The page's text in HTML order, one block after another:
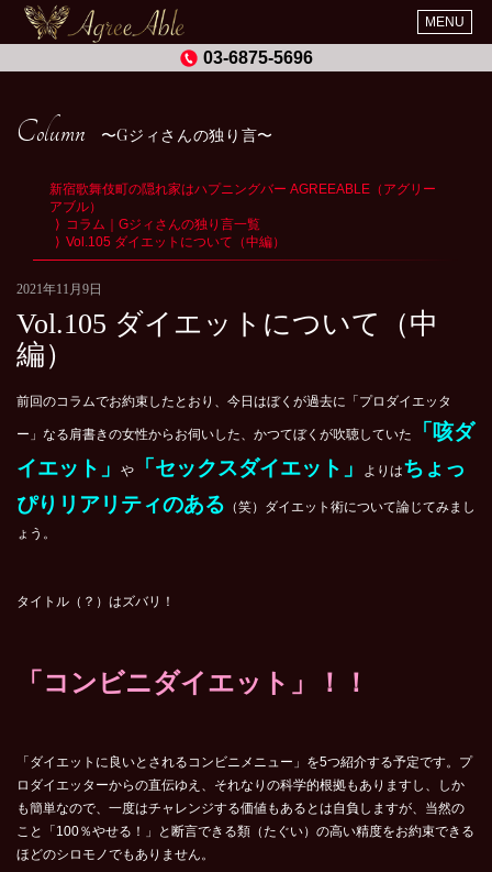
MENU
03-6875-5696
Column Gジィさんの独り言
新宿歌舞伎町の隠れ家はハプニングバー AGREEABLE（アグリー
アブル）
コラム｜Gジィさんの独り言一覧
Vol.105 ダイエットについて（中編）
2021年11月9日
Vol.105 ダイエットについて（中
編）
前回のコラムでお約束したとおり、今日はぼくが過去に「プロダイエッタ
ー」なる肩書きの女性からお伺いした、かつてぼくが吹聴していた
「咳ダ
イエット」
や 「セックスダイエット」 よりはちょっ
ぴりリアリティのある （笑）ダイエット術について論じてみまし
ょう。
タイトル（？）はズバリ！
「コンビニダイエット」！！
「ダイエットに良いとされるコンビニメニュー」を5つ紹介する予定です。プ
ロダイエッターからの直伝ゆえ、それなりの科学的根拠もありますし、しか
も簡単なので、一度はチャレンジする価値もあるとは自負しますが、当然の
こと「100％やせる！」と断言できる類（たぐい）の高い精度をお約束できる
ほどのシロモノでもありません。